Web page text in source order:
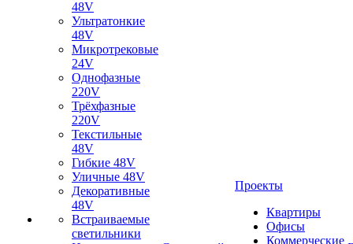
48V
Ультратонкие
48V
Микротрековые
24V
Однофазные
220V
Трёхфазные
220V
Текстильные
48V
Гибкие 48V
Уличные 48V
Декоративные
48V
Встраиваемые
светильники
Проекты
Квартиры
Офисы
Коммерческие